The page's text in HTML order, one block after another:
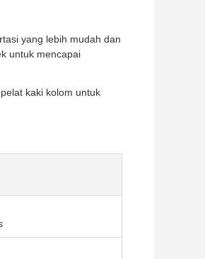
yang lebih mudah dan
untuk mencapai
kaki kolom untuk